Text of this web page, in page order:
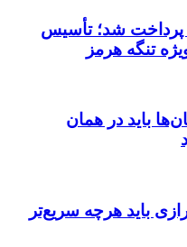
پرداخت شد؛ تأسیس
تنگه هرمز
باید در همان
باید هرچه سریع‌تر